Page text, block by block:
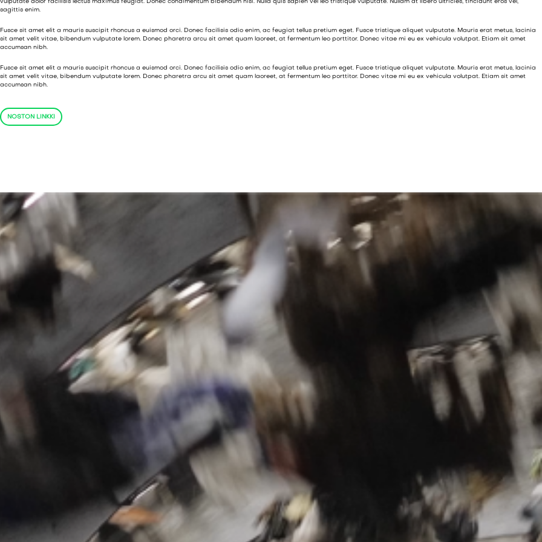
vulputate dolor facilisis lectus maximus feugiat. Donec condimentum bibendum nisi. Nulla quis sapien vel leo tristique vulputate. Nullam at libero ultricies, tincidunt eros vel,
sagittis enim.
Fusce sit amet elit a mauris suscipit rhoncus a euismod orci. Donec facilisis odio enim, ac feugiat tellus pretium eget. Fusce tristique aliquet vulputate. Mauris erat metus, lacinia
sit amet velit vitae, bibendum vulputate lorem. Donec pharetra arcu sit amet quam laoreet, at fermentum leo porttitor. Donec vitae mi eu ex vehicula volutpat. Etiam sit amet
accumsan nibh.
Fusce sit amet elit a mauris suscipit rhoncus a euismod orci. Donec facilisis odio enim, ac feugiat tellus pretium eget. Fusce tristique aliquet vulputate. Mauris erat metus, lacinia
sit amet velit vitae, bibendum vulputate lorem. Donec pharetra arcu sit amet quam laoreet, at fermentum leo porttitor. Donec vitae mi eu ex vehicula volutpat. Etiam sit amet
accumsan nibh.
NOSTON LINKKI